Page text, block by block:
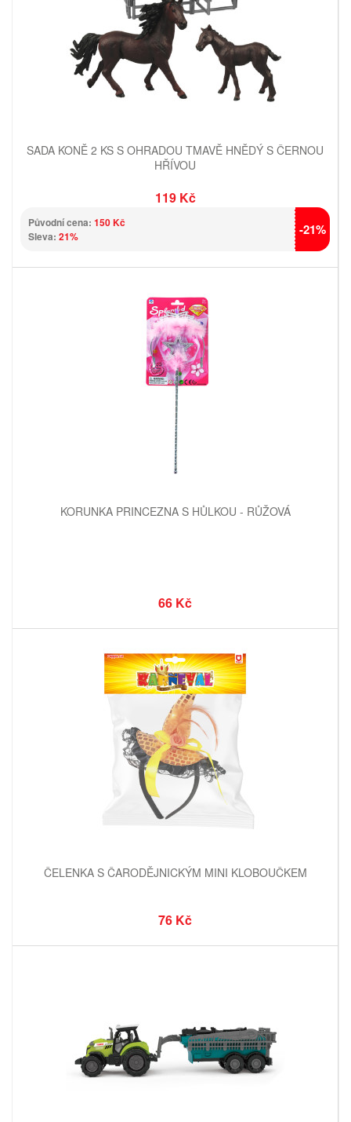
SADA KONĚ 2 KS S OHRADOU TMAVĚ HNĚDÝ S ČERNOU
HŘÍVOU
119 Kč
Původní cena: 150 Kč
Sleva: 21% -21%
KORUNKA PRINCEZNA S HŮLKOU - RŮŽOVÁ
66 Kč
ČELENKA S ČARODĚJNICKÝM MINI KLOBOUČKEM
76 Kč